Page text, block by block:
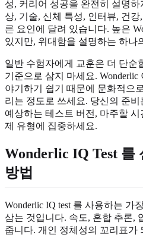
성, 커리어 성공을 완전히 설명
상, 기술, 신체 특성, 인터뷰, 건
른 요인에 달려 있습니다. 높은
있지만, 위대함을 설명하는 하나
일반 수험자에게 교훈은 더 단순
기준으로 삼지 마세요. Wonderlic
야기하기 쉽기 때문에 문화적으
리는 정도로 쓰세요. 당신의 준
예상하는 테스트 버전, 마주할
제 유형에 집중하세요.
Wonderlic IQ Test 를
방법
Wonderlic IQ test 를 사용하는 가
삼는 것입니다. 속도, 혼합 추론,
줍니다. 개인 정체성의 꼬리표가